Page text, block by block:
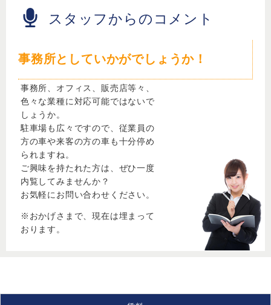
スタッフからのコメント
事務所としていかがでしょうか！
事務所、オフィス、販売店等々、
色々な業種に対応可能ではないで
しょうか。
駐車場も広々ですので、従業員の
方の車や来客の方の車も十分停め
られますね。
ご興味を持たれた方は、ぜひ一度
内覧してみませんか？
お気軽にお問い合わせください。
※おかげさまで、現在は埋まって
おります。